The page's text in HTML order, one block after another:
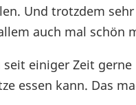
Und trotzdem
auch mal schön
einiger Zeit
essen kann. Das